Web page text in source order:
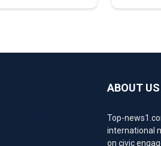
ABOUT US
Top-
international
on civic